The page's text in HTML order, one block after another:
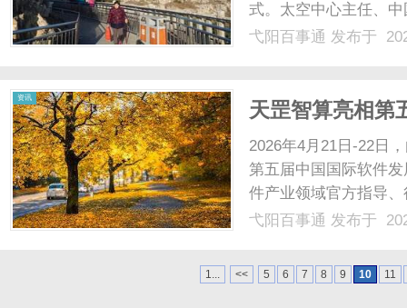
式。太空中心主任、
同拉开航天技术民用
弋阳百事通 发布于
资讯
天罡智算亮相第
厂赋能软件产业
2026年4月21日-22日
第五届中国国际软件
件产业领域官方指导
会聚焦人工智能与软
路径。天罡智算作为
弋阳百事通 发布于
1... << 5 6 7 8 9 10 11